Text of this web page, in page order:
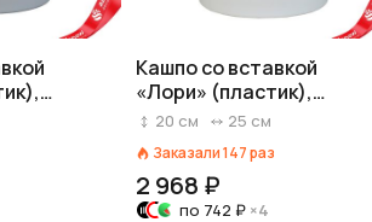
серый
Кашпо со вставкой
«Лори» (пластик),
D25xH20,4см, 6,7л,
20 см 25 см
Заказали147раз
2 968 ₽
по 742 ₽ ×4